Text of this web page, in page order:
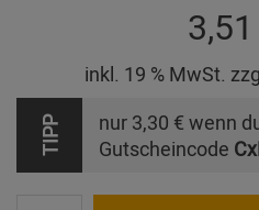
inkl. 19 % MwSt.
TIPP nur 3,30 € wenn
Gutscheincode